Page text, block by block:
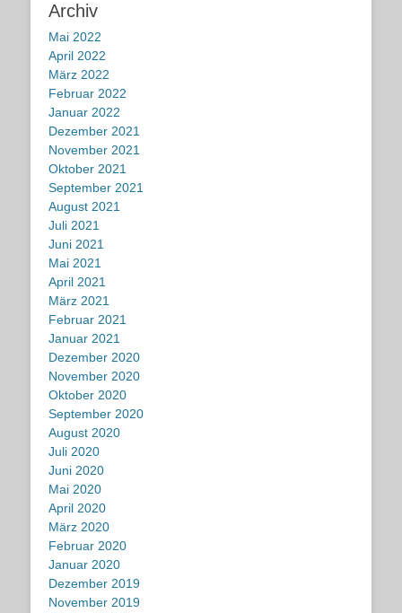
Archiv
Mai 2022
April 2022
März 2022
Februar 2022
Januar 2022
Dezember 2021
November 2021
Oktober 2021
September 2021
August 2021
Juli 2021
Juni 2021
Mai 2021
April 2021
März 2021
Februar 2021
Januar 2021
Dezember 2020
November 2020
Oktober 2020
September 2020
August 2020
Juli 2020
Juni 2020
Mai 2020
April 2020
März 2020
Februar 2020
Januar 2020
Dezember 2019
November 2019